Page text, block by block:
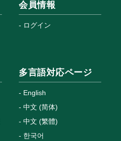
会員情報
ログイン
多言語対応ページ
English
中文 (简体)
中文 (繁體)
한국어